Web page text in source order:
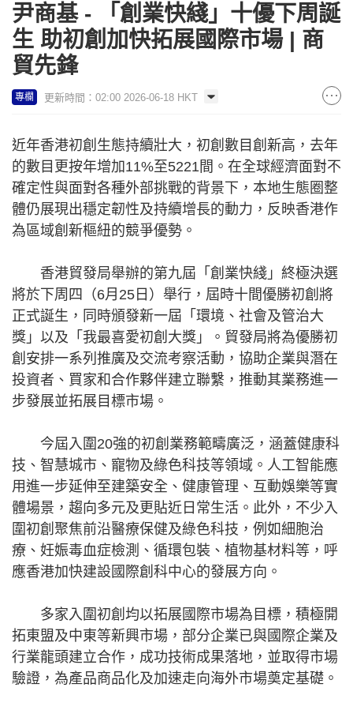
尹商基 - 「創業快綫」十優下周誕
生 助初創加快拓展國際市場 | 商
貿先鋒
專欄 更新時間：02:00 2026-06-18 HKT
近年香港初創生態持續壯大，初創數目創新高，去年
的數目更按年增加11%至5221間。在全球經濟面對不
確定性與面對各種外部挑戰的背景下，本地生態圈整
體仍展現出穩定韌性及持續增長的動力，反映香港作
為區域創新樞紐的競爭優勢。
香港貿發局舉辦的第九屆「創業快綫」終極決選
將於下周四（6月25日）舉行，屆時十間優勝初創將
正式誕生，同時頒發新一屆「環境、社會及管治大
獎」以及「我最喜愛初創大獎」。貿發局將為優勝初
創安排一系列推廣及交流考察活動，協助企業與潛在
投資者、買家和合作夥伴建立聯繫，推動其業務進一
步發展並拓展目標市場。
今屆入圍20強的初創業務範疇廣泛，涵蓋健康科
技、智慧城市、寵物及綠色科技等領域。人工智能應
用進一步延伸至建築安全、健康管理、互動娛樂等實
體場景，趨向多元及更貼近日常生活。此外，不少入
圍初創聚焦前沿醫療保健及綠色科技，例如細胞治
療、妊娠毒血症檢測、循環包裝、植物基材料等，呼
應香港加快建設國際創科中心的發展方向。
多家入圍初創均以拓展國際市場為目標，積極開
拓東盟及中東等新興市場，部分企業已與國際企業及
行業龍頭建立合作，成功技術成果落地，並取得市場
驗證，為產品商品化及加速走向海外市場奠定基礎。